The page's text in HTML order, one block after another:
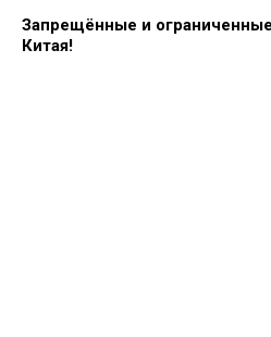
Запрещённые и
Китая!